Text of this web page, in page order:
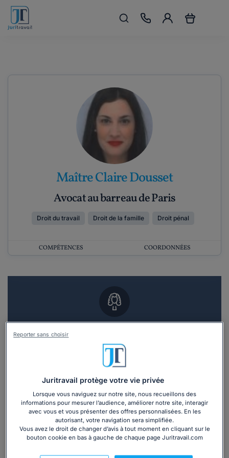
Maître Claire Dousset
Avocat au barreau de Paris
Droit du travail Droit de la famille Droit pénal
COMPÉTENCES COORDONNÉES
Vous souhaitez un RDV en cabinet avec un
avocat ?
Recevoir des devis d'avocats
3 devis en 48h
Juritravail protège votre vie privée
Lorsque vous naviguez sur notre site, nous recueillons des
informations pour mesurer l’audience, améliorer notre site, interagir
avec vous et vous présenter des offres personnalisées. En les
autorisant, votre navigation sera simplifiée.
Vous avez le droit de changer d’avis à tout moment en cliquant sur le
bouton cookie en bas à gauche de chaque page Juritravail.com
Reporter sans choisir